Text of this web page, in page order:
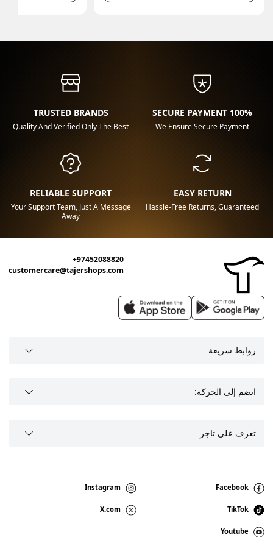
100% SECURE PAYMENT
We Ensure Secure Payment
TRUSTED BRANDS
Quality And Verified Only The Best
EASY RETURN
Hassle-Free Returns, Guaranteed
RELIABLE SUPPORT
Your Support Team, Just A Message
Away
+97452088820
customercare@tajershops.com
روابط سريعة
انضم إلى الحركة:
تعرف على تاجر
Facebook
Instagram
TikTok
X.com
Youtube